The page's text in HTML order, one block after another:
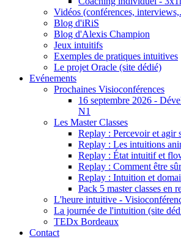
Vidéos (conférences,
Blog d'iRiS
Blog d'Alexis Champion
Jeux intuitifs
Exemples de pratiques intuitives
Le projet Oracle (site dédié)
Evénements
Prochaines Visioconférences
16 septembre 2026 -
N1
Les Master Classes
Replay : Percevoir et agir
Replay : Les intuitions
Replay : État intuitif et
Replay : Comment être
Replay : Intuition et
Pack 5 master classes en
L'heure intuitive -
La journée de l'intuition (site
TEDx Bordeaux
Contact